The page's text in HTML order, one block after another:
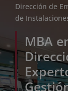
Dirección de
de
MBA